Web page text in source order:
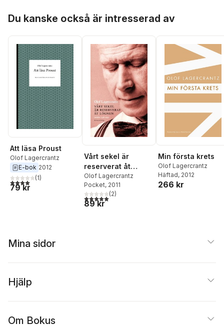
Du kanske också är intresserad av
Att läsa Proust
Olof Lagercrantz
E-bok 2012
4,0utav 5 stjärnor. Totalt antal röster:
(1)
79 kr
Vårt sekel är
reserverat åt
lögnen : artiklar
1938-1993 med
några anslutande
dagboksantecknin
Olof Lagercrantz
Pocket, 2011
5,0utav 5 stjärnor. Totalt antal röster:
(2)
89 kr
Min första krets
Olof Lagercrantz
Häftad, 2012
266 kr
Mina sidor
Hjälp
Om Bokus